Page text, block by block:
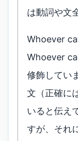
は動詞や文
Whoever
Whoever
修飾してい
文（正確に
いると伝え
すが、それ